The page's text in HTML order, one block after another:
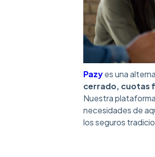
Pazyes una
cerrado, cuotas
Nuestra
necesidades de
los seguros